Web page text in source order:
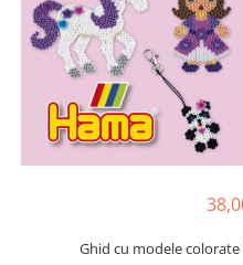
Biciclete Viking Explorer
Diverse
Triciclete
Camere Senzoriale
Amenajări camere senzoriale
Echipamente camere
Cuburi și cărămizi
Ghid cu modele colorate